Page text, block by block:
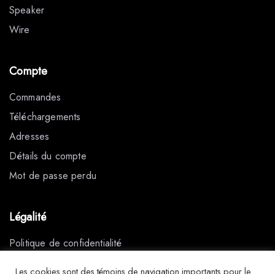
Speaker
Wire
Compte
Commandes
Téléchargements
Adresses
Détails du compte
Mot de passe perdu
Légalité
Politique de confidentialité
Les cookies sont des témoins de navigation importants pour le